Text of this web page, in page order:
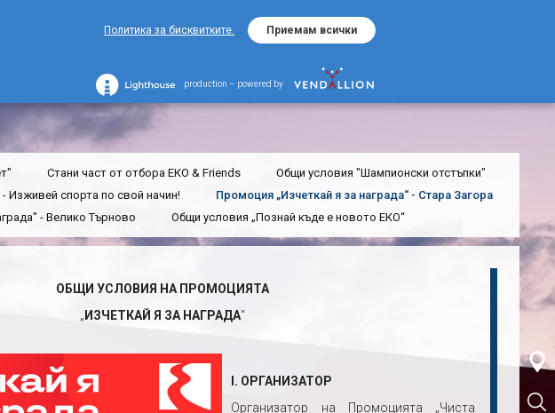
я за награда“ - Стара
Стани част от отбора ЕКО & Friends
Общи условия "Шампионски отстъпки"
Изживей спорта по свой начин!
Промоция „Изчеткай я за награда“ - Стара Загора
- Велико Търново
Общи условия „Познай къде е новото ЕКО“
ОБЩИ УСЛОВИЯ НА ПРОМОЦИЯТА
„ ИЗЧЕТКАЙ Я ЗА НАГРАДА“
I. ОРГАНИЗАТОР
Организатор на Промоцията „Чиста
Политика за бисквитките.
Приемам всички
production – powered by